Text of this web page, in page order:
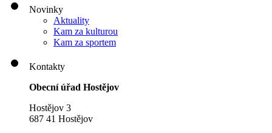
Novinky
Aktuality
Kam za kulturou
Kam za sportem
Kontakty
Obecní úřad Hostějov
Hostějov 3
687 41 Hostějov